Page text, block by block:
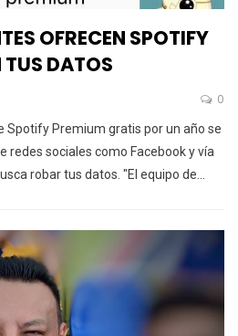
OFRECEN SPOTIFY
DATOS
0
Spotify Premium gratis por un año se
redes sociales como Facebook y vía
robar tus datos. "El equipo de…